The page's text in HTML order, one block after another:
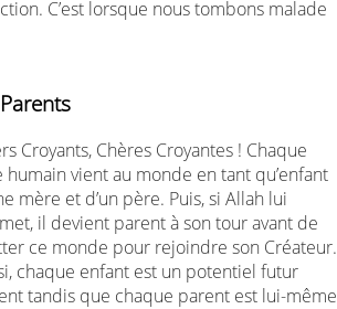
C’est lorsque nous tombons malade
Croyants, Chères Croyantes ! Chaque
humain vient au monde en tant qu’enfant
mère et d’un père. Puis, si Allah lui
il devient parent à son tour avant de
ce monde pour rejoindre son Créateur.
chaque enfant est un potentiel futur
tandis que chaque parent est lui-même